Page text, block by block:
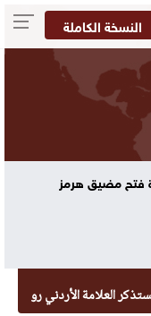
النسخة الكاملة
فتح مضيق هرمز
الأردني روكس العزيزي